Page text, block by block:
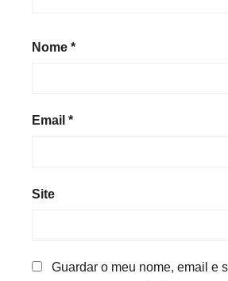
Nome *
Email *
Site
Guardar o meu nome, email e